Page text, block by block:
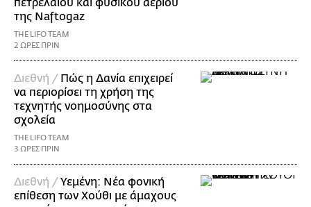
πετρελαίου και φυσικού αερίου
της Naftogaz
THE LIFO TEAM
2 ΩΡΕΣ ΠΡΙΝ
Διεθνή / Πώς η Δανία επιχειρεί
να περιορίσει τη χρήση της
τεχνητής νοημοσύνης στα
σχολεία
THE LIFO TEAM
3 ΩΡΕΣ ΠΡΙΝ
Διεθνή / Υεμένη: Νέα φονική
επίθεση των Χούθι με άμαχους